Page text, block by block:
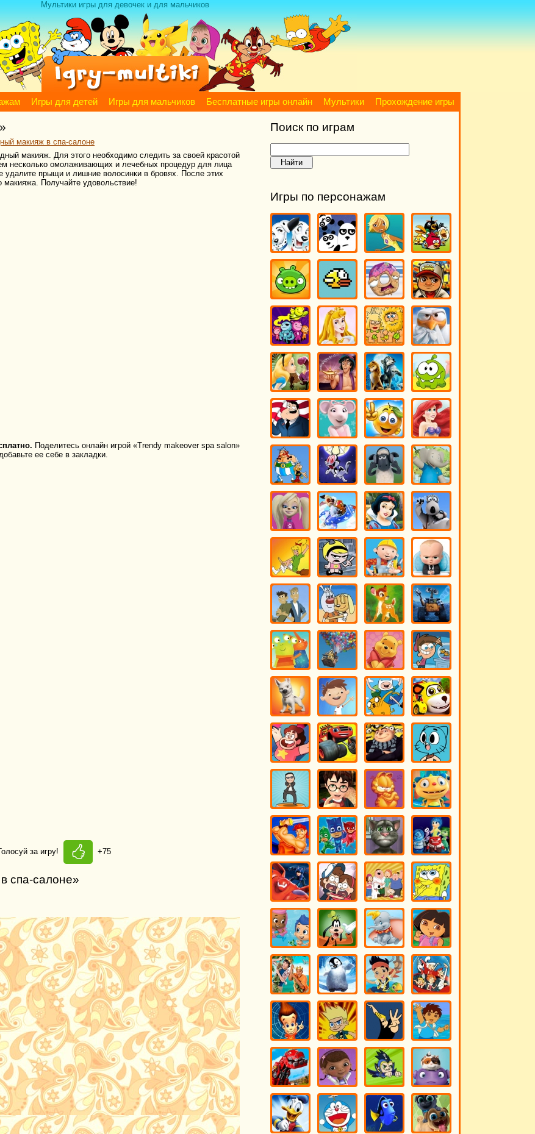
Мультики игры для девочек и для мальчиков
Игры для детей Игры для мальчиков Бесплатные игры онлайн Мультики Прохождение игры
макияж в спа-салоне
макияж. Для этого необходимо следить за своей красотой
несколько омолаживающих и лечебных процедур для лица
удалите прыщи и лишние волосинки в бровях. После этих
макияжа. Получайте удовольствие!
Поделитесь онлайн игрой «Trendy makeover spa salon»
ее себе в закладки.
за игру! +75
спа-салоне»
Поиск по играм
Игры по персонажам